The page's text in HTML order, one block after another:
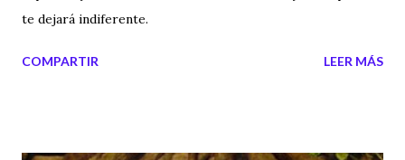
te dejará indiferente.
COMPARTIR LEER MÁS